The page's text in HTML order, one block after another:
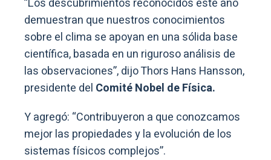
demuestran que nuestros conocimientos
sobre el clima se apoyan en una sólida base
científica, basada en un riguroso análisis de
las observaciones”, dijo Thors Hans Hansson,
presidente del Comité Nobel de Física.
Y agregó: “Contribuyeron a que conozcamos
mejor las propiedades y la evolución de los
sistemas físicos complejos”.